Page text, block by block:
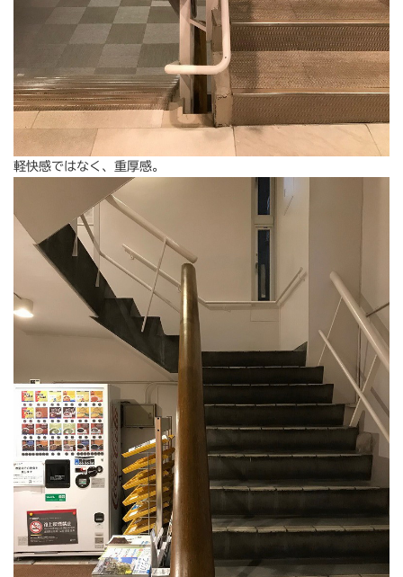
軽快感ではなく、重厚感。